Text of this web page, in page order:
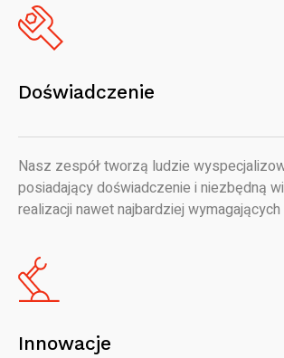
Doświadczenie
Nasz zespół tworzą ludzie
posiadający doświadczenie i niezbędną
realizacji nawet najbardziej
Innowacje